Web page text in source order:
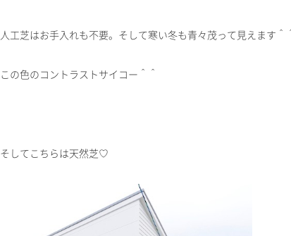
人工芝はお手入れも不要。そして寒い冬も青々茂って見えます＾＾
この色のコントラストサイコー＾＾
そしてこちらは天然芝♡